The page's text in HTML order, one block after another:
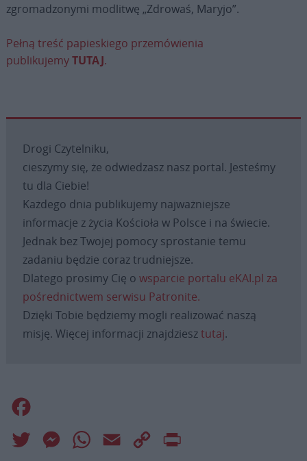
zgromadzonymi modlitwę „Zdrowaś, Maryjo”.
Pełną treść papieskiego przemówienia
publikujemyTUTAJ.
Drogi Czytelniku,
cieszymy się, że odwiedzasz nasz portal. Jesteśmy
tu dla Ciebie!
Każdego dnia publikujemy najważniejsze
informacje z życia Kościoła w Polsce i na świecie.
Jednak bez Twojej pomocy sprostanie temu
zadaniu będzie coraz trudniejsze.
Dlatego prosimy Cię o wsparcie portalu eKAI.pl za
pośrednictwem serwisu Patronite.
Dzięki Tobie będziemy mogli realizować naszą
misję. Więcej informacji znajdziesztutaj.
Twitter MessengerWhatsApp
Email
Copy